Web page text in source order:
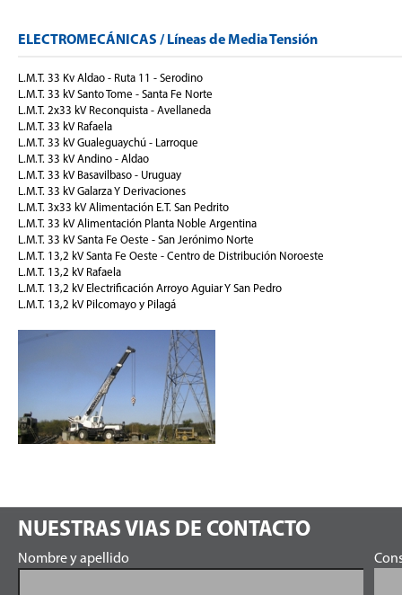
ELECTROMECÁNICAS / Líneas de Media Tensión
L.M.T. 33 Kv Aldao - Ruta 11 - Serodino
L.M.T. 33 kV Santo Tome - Santa Fe Norte
L.M.T. 2x33 kV Reconquista - Avellaneda
L.M.T. 33 kV Rafaela
L.M.T. 33 kV Gualeguaychú - Larroque
L.M.T. 33 kV Andino - Aldao
L.M.T. 33 kV Basavilbaso - Uruguay
L.M.T. 33 kV Galarza Y Derivaciones
L.M.T. 3x33 kV Alimentación E.T. San Pedrito
L.M.T. 33 kV Alimentación Planta Noble Argentina
L.M.T. 33 kV Santa Fe Oeste - San Jerónimo Norte
L.M.T. 13,2 kV Santa Fe Oeste - Centro de Distribución Noroeste
L.M.T. 13,2 kV Rafaela
L.M.T. 13,2 kV Electrificación Arroyo Aguiar Y San Pedro
L.M.T. 13,2 kV Pilcomayo y Pilagá
NUESTRAS VIAS DE CONTACTO
Nombre y apellido